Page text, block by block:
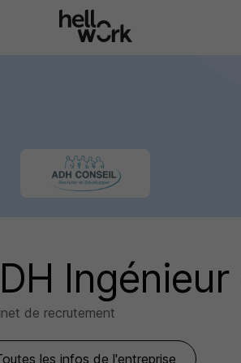
de recrutement
les infos de l'entreprise